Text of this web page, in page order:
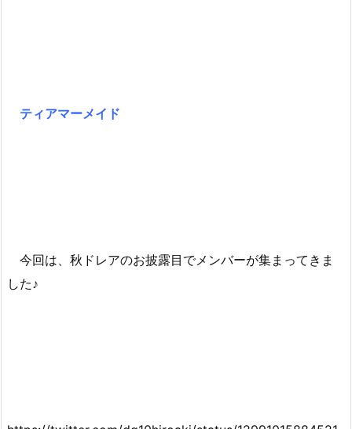
ティアマーメイド
今回は、秋ドレアのお披露目でメンバーが集まってきま
した♪